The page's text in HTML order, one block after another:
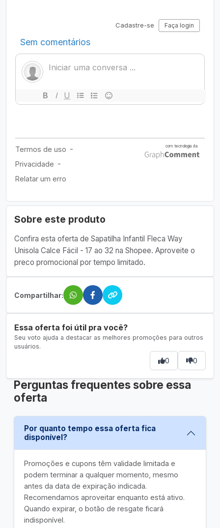
Sobre este produto
Confira esta oferta de Sapatilha Infantil Fleca Way
Unisola Calce Fácil - 17 ao 32 na Shopee. Aproveite o
preco promocional por tempo limitado.
Compartilhar:
Essa oferta foi útil pra você?
Seu voto ajuda a destacar as melhores promoções para outros
usuários.
0 0
Perguntas frequentes sobre essa
oferta
Por quanto tempo essa oferta fica
disponível?
Promoções e cupons têm validade limitada e
podem terminar a qualquer momento, mesmo
antes da data de expiração indicada.
Recomendamos aproveitar enquanto está ativo.
Quando expirar, o botão de resgate ficará
indisponível.